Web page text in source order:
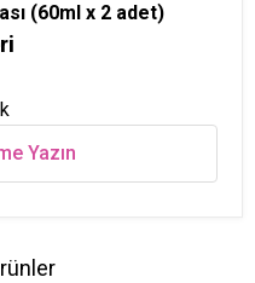
(60ml x 2 adet)
Yazın